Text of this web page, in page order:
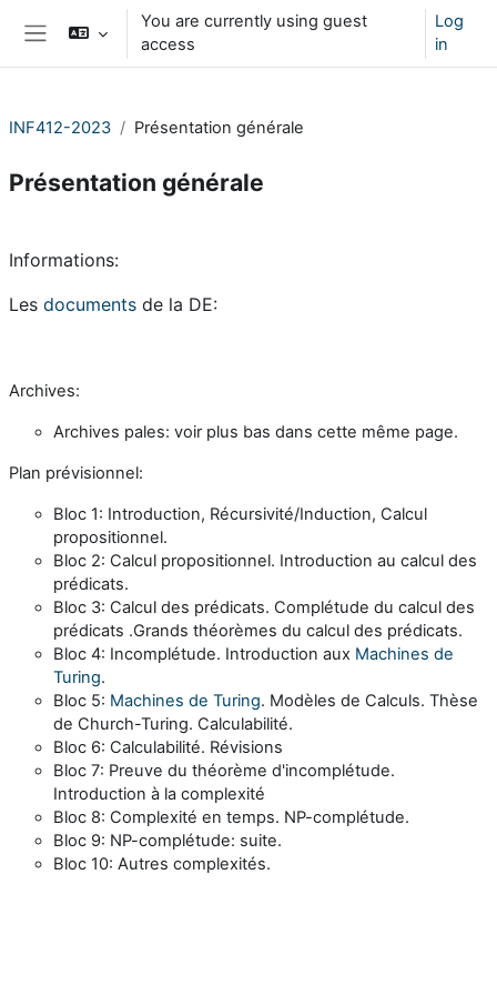
Skip to main content
You are currently using guest
access
Log
in
INF412-2023 Présentation générale
Présentation générale
Informations:
Les documents de la DE:
Archives:
Archives pales: voir plus bas dans cette même page.
Plan prévisionnel:
Bloc 1: Introduction, Récursivité/Induction, Calcul
propositionnel.
Bloc 2: Calcul propositionnel. Introduction au calcul des
prédicats.
Bloc 3: Calcul des prédicats. Complétude du calcul des
prédicats .Grands théorèmes du calcul des prédicats.
Bloc 4: Incomplétude. Introduction aux Machines de
Turing.
Bloc 5: Machines de Turing. Modèles de Calculs. Thèse
de Church-Turing. Calculabilité.
Bloc 6: Calculabilité. Révisions
Bloc 7: Preuve du théorème d'incomplétude.
Introduction à la complexité
Bloc 8: Complexité en temps. NP-complétude.
Bloc 9: NP-complétude: suite.
Bloc 10: Autres complexités.